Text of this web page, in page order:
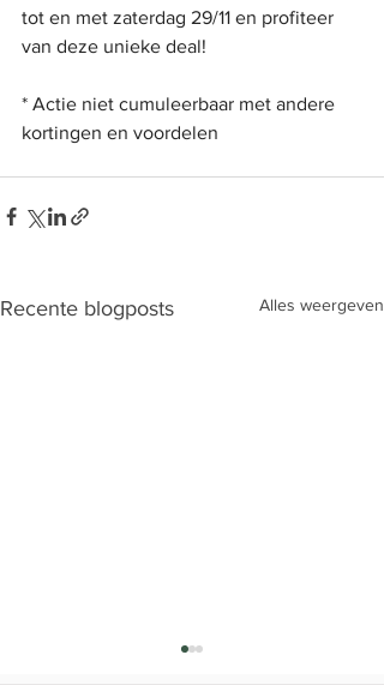
tot en met zaterdag 29/11 en profiteer
van deze unieke deal!
* Actie niet cumuleerbaar met andere
kortingen en voordelen
Recente blogposts Alles weergeven